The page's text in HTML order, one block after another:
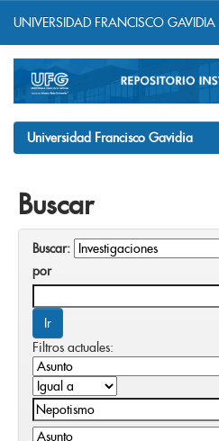
navigation
UNIVERSIDAD FRANCISCO GAVIDIA
Universidad Francisco Gavidia
Buscar
Buscar:
por
Filtros actuales: